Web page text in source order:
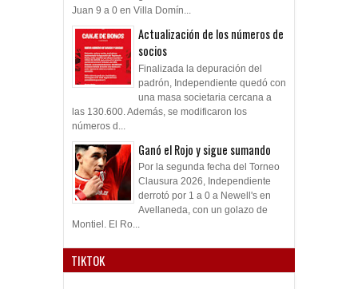
Juan 9 a 0 en Villa Domín...
Actualización de los números de
socios
Finalizada la depuración del
padrón, Independiente quedó con
una masa societaria cercana a
las 130.600. Además, se modificaron los
números d...
Ganó el Rojo y sigue sumando
Por la segunda fecha del Torneo
Clausura 2026, Independiente
derrotó por 1 a 0 a Newell's en
Avellaneda, con un golazo de
Montiel. El Ro...
TIKTOK